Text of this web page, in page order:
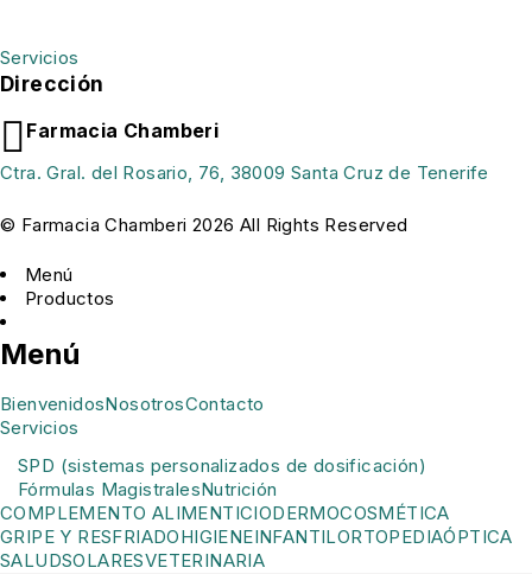
Servicios
Dirección
Farmacia Chamberi
Ctra. Gral. del Rosario, 76, 38009 Santa Cruz de Tenerife
© Farmacia Chamberi 2026 All Rights Reserved
Menú
Productos
Menú
BienvenidosNosotrosContacto
Servicios
SPD (sistemas personalizados de dosificación)
Fórmulas MagistralesNutrición
COMPLEMENTO ALIMENTICIODERMOCOSMÉTICA
GRIPE Y RESFRIADOHIGIENEINFANTILORTOPEDIAÓPTICA
SALUDSOLARESVETERINARIA